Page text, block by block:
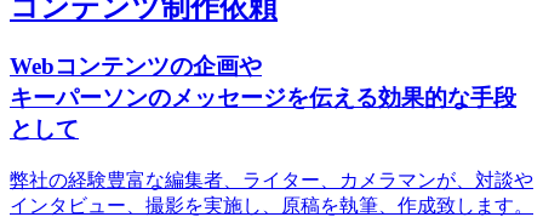
コンテンツ制作依頼
Webコンテンツの企画や
キーパーソンのメッセージを伝える効果的な手段
として
弊社の経験豊富な編集者、ライター、カメラマンが、対談や
インタビュー、撮影を実施し、原稿を執筆、作成致します。